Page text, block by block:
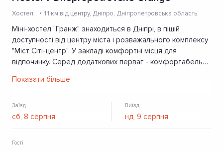
Хостел 1.1 км від центру, Дніпро, Дніпропетровська область
Міні-хостел "Гранж" знаходиться в Дніпрі, в пішій
доступності від центру міста і розважального комплексу
"Міст Сіті-центр". У закладі комфортні місця для
відпочинку. Серед додаткових перваг - комфортабельна
Показати більше
Заїзд Виїзд
Гості